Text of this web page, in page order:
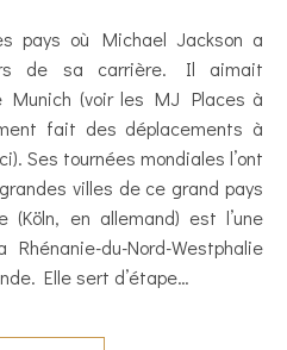
de sa carrière. Il aimait
Munich (voir les MJ Places à
fait des déplacements à
Ses tournées mondiales l’ont
villes de ce grand pays
(Köln, en allemand) est l’une
du-Nord-Westphalie
Elle sert d’étape…